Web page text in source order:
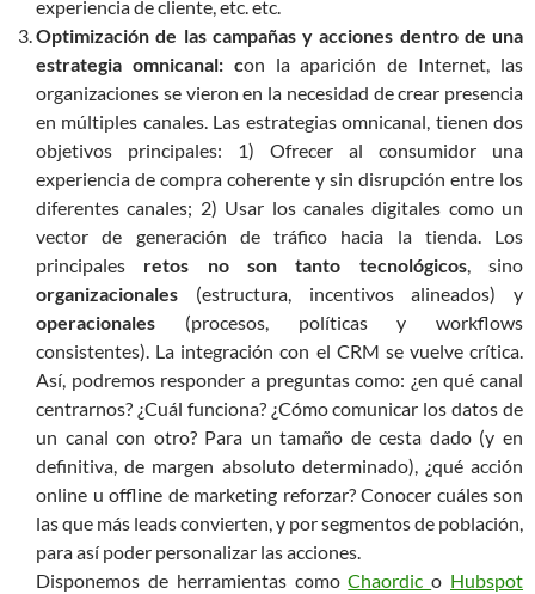
experiencia de cliente, etc. etc.
Optimización de las campañas y acciones dentro de una
estrategia omnicanal: con la aparición de Internet, las
organizaciones se vieron en la necesidad de crear presencia
en múltiples canales. Las estrategias omnicanal, tienen dos
objetivos principales: 1) Ofrecer al consumidor una
experiencia de compra coherente y sin disrupción entre los
diferentes canales; 2) Usar los canales digitales como un
vector de generación de tráfico hacia la tienda. Los
principales retos no son tanto tecnológicos, sino
organizacionales (estructura, incentivos alineados) y
operacionales (procesos, políticas y workflows
consistentes). La integración con el CRM se vuelve crítica.
Así, podremos responder a preguntas como: ¿en qué canal
centrarnos? ¿Cuál funciona? ¿Cómo comunicar los datos de
un canal con otro? Para un tamaño de cesta dado (y en
definitiva, de margen absoluto determinado), ¿qué acción
online u offline de marketing reforzar? Conocer cuáles son
las que más leads convierten, y por segmentos de población,
para así poder personalizar las acciones.
Disponemos de herramientas comoChaordico Hubspot